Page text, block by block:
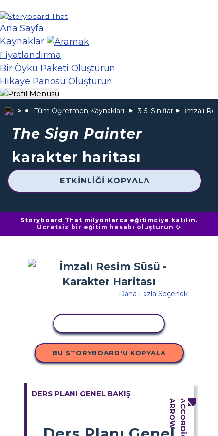
Ana Sayfa
Kaynaklar
Fiyatlandırma
Bir Öykü Paketi Oluşturun
Hikaye Panosu Oluşturun
Tüm Öğretmen Kaynakları 3-5. Sınıflar İmzalı
The Sign Painter
karakter haritası
ETKINLIĞI KOPYALA
Storyboard That milyonlarca eğitimciye katılın.
Ücretsiz bir eğitim hesabı oluşturun ✨
Daha Fazla Seçenek
BU STORYBOARD'U KOPYALA
DERS PLANI GENEL BAKIŞ